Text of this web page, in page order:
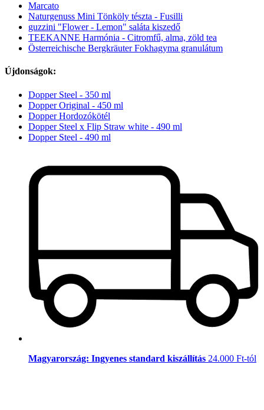
Marcato
Naturgenuss Mini Tönköly tészta - Fusilli
guzzini "Flower - Lemon" saláta kiszedő
TEEKANNE Harmónia - Citromfű, alma, zöld tea
Österreichische Bergkräuter Fokhagyma granulátum
Újdonságok:
Dopper Steel - 350 ml
Dopper Original - 450 ml
Dopper Hordozókötél
Dopper Steel x Flip Straw white - 490 ml
Dopper Steel - 490 ml
Magyarország: Ingyenes standard kiszállítás 24.000 Ft-tól